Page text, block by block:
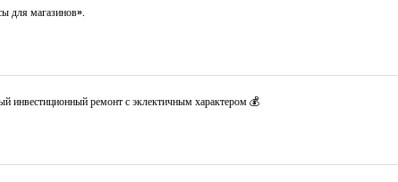
для магазинов».
ремонт с эклектичным характером 💰